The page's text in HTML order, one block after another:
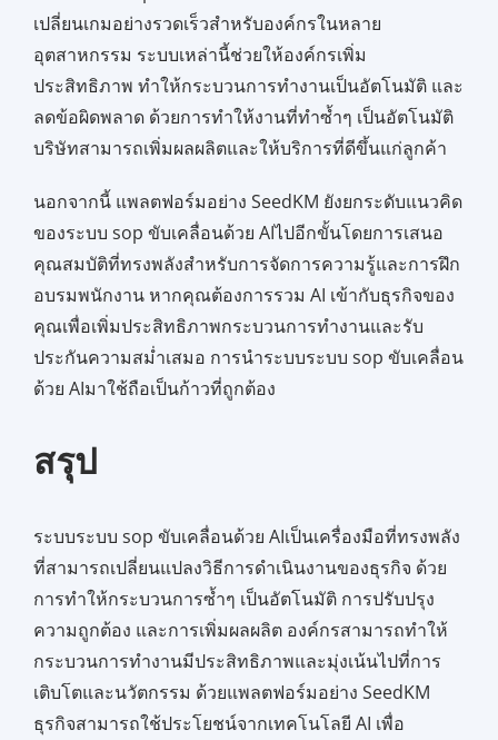
เปลี่ยนเกมอย่างรวดเร็วสำหรับองค์กรในหลาย
อุตสาหกรรม ระบบเหล่านี้ช่วยให้องค์กรเพิ่ม
ประสิทธิภาพ ทำให้กระบวนการทำงานเป็นอัตโนมัติ และ
ลดข้อผิดพลาด ด้วยการทำให้งานที่ทำซ้ำๆ เป็นอัตโนมัติ
บริษัทสามารถเพิ่มผลผลิตและให้บริการที่ดีขึ้นแก่ลูกค้า
นอกจากนี้ แพลตฟอร์มอย่าง SeedKM ยังยกระดับแนวคิด
ของระบบ sop ขับเคลื่อนด้วย AIไปอีกขั้นโดยการเสนอ
คุณสมบัติที่ทรงพลังสำหรับการจัดการความรู้และการฝึก
อบรมพนักงาน หากคุณต้องการรวม AI เข้ากับธุรกิจของ
คุณเพื่อเพิ่มประสิทธิภาพกระบวนการทำงานและรับ
ประกันความสม่ำเสมอ การนำระบบระบบ sop ขับเคลื่อน
ด้วย AIมาใช้ถือเป็นก้าวที่ถูกต้อง
สรุป
ระบบระบบ sop ขับเคลื่อนด้วย AIเป็นเครื่องมือที่ทรงพลัง
ที่สามารถเปลี่ยนแปลงวิธีการดำเนินงานของธุรกิจ ด้วย
การทำให้กระบวนการซ้ำๆ เป็นอัตโนมัติ การปรับปรุง
ความถูกต้อง และการเพิ่มผลผลิต องค์กรสามารถทำให้
กระบวนการทำงานมีประสิทธิภาพและมุ่งเน้นไปที่การ
เติบโตและนวัตกรรม ด้วยแพลตฟอร์มอย่าง SeedKM
ธุรกิจสามารถใช้ประโยชน์จากเทคโนโลยี AI เพื่อ